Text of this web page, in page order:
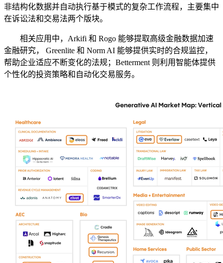
非结构化数据并自动执行基于模式的复杂工作流程，主要集中
在诉讼法和交易法两个版块。
相关应用中，Arkifi 和 Rogo 能够提取高级金融数据加速
金融研究， Greenlite 和 Norm AI 能够提供实时的合规监控，
帮助企业适应不断变化的法规；Betterment 则利用智能体提供
个性化的投资策略和自动化交易服务。